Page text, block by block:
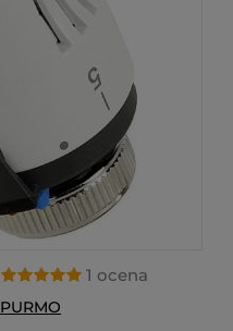
1 ocena
PURMO